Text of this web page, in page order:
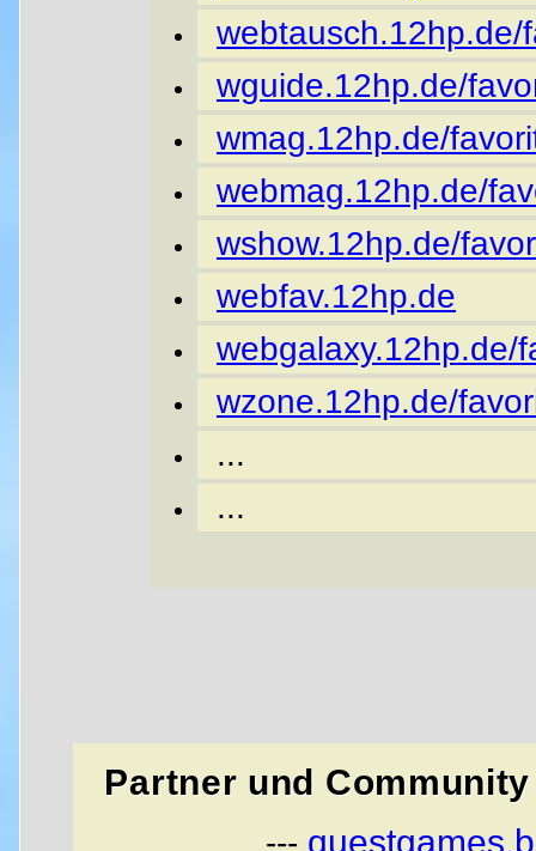
webtausch.12hp.de/
wguide.12hp.de/
wmag.12hp.de/
webmag.12hp.de/
wshow.12hp.de/
webfav.12hp.de
webgalaxy.12hp.de/
wzone.12hp.de/
...
...
Partner und
---